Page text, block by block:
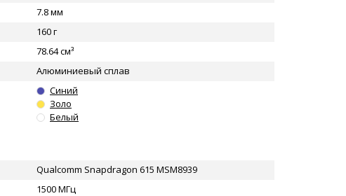
7.8 мм
160 г
78.64 см³
Алюминиевый сплав
Синий
Золо
Белый
Qualcomm Snapdragon 615 MSM8939
1500 МГц